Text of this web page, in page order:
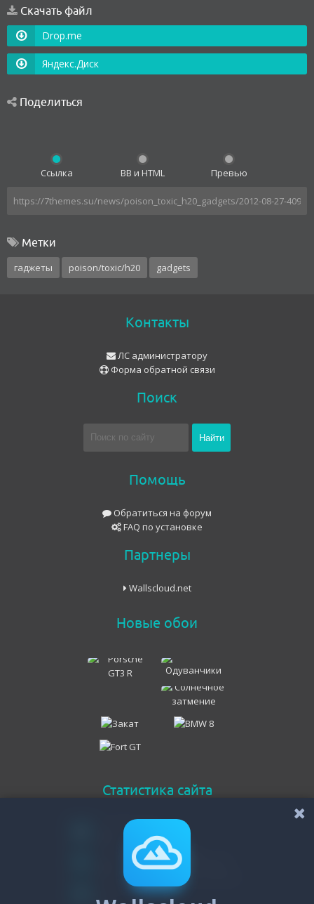
Скачать файл
Drop.me
Яндекс.Диск
Поделиться
Ссылка BB и HTML Превью
Метки
гаджеты poison/toxic/h20 gadgets
Контакты
ЛС администратору
Форма обратной связи
Поиск
Помощь
Обратиться на форум
FAQ по установке
Партнеры
Wallscloud.net
Новые обои
Статистика сайта
Онлайн всего
Гостей
Пользователей
0